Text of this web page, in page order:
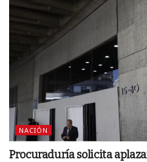
NACIÓN
Procuraduría solicita